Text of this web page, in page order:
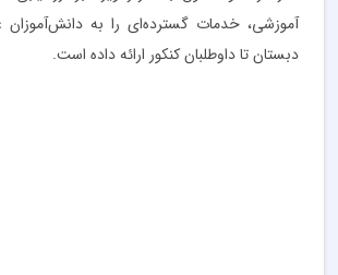
آموزشی، خدمات گسترده‌ای را به دانش‌آموزان
دبستان تا داوطلبان کنکور ارائه داده است.